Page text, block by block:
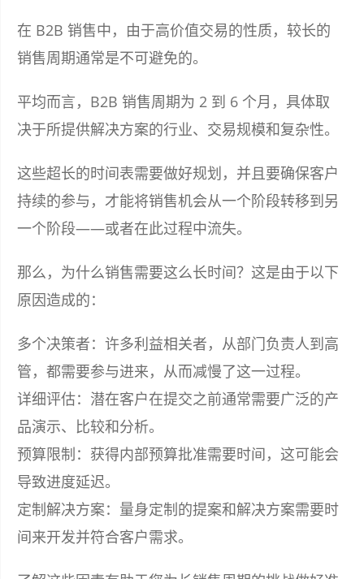
在 B2B 销售中，由于高价值交易的性质，较长的
销售周期通常是不可避免的。
平均而言，B2B 销售周期为 2 到 6 个月，具体取
决于所提供解决方案的行业、交易规模和复杂性。
这些超长的时间表需要做好规划，并且要确保客户
持续的参与，才能将销售机会从一个阶段转移到另
一个阶段——或者在此过程中流失。
那么，为什么销售需要这么长时间？这是由于以下
原因造成的：
多个决策者：许多利益相关者，从部门负责人到高
管，都需要参与进来，从而减慢了这一过程。
详细评估：潜在客户在提交之前通常需要广泛的产
品演示、比较和分析。
预算限制：获得内部预算批准需要时间，这可能会
导致进度延迟。
定制解决方案：量身定制的提案和解决方案需要时
间来开发并符合客户需求。